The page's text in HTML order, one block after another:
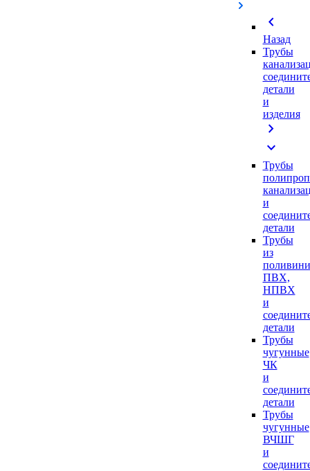
chevron_left
Назад
Трубы
детали
и
изделия
chevron_right
expand_more
Трубы
и
детали
Трубы
из
ПВХ,
НПВХ
и
детали
Трубы
чугунные
ЧК
и
детали
Трубы
чугунные
ВЧШГ
и